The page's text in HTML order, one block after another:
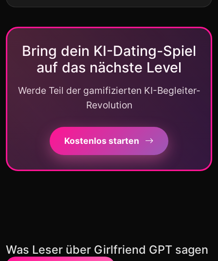
Bring dein KI-Dating-Spiel
auf das nächste Level
Werde Teil der gamifizierten KI-Begleiter-
Revolution
Kostenlos starten
Was Leser über Girlfriend GPT sagen